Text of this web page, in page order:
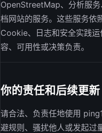
OpenStreetMap、分析服
档网站的服务。这些服务依
Cookie、日志和安全实践
容、可用性或决策负责。
你的责任和后续更新
请合法、负责任地使用
避规则、骚扰他人或发起过